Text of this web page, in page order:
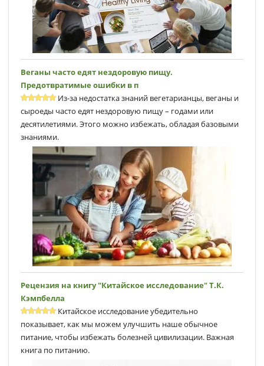
Веганы часто едят нездоровую пищу.
Предотвратимые ошибки в п
Из-за недостатка знаний вегетарианцы, веганы и
сыроеды часто едят нездоровую пищу – годами или
десятилетиями. Этого можно избежать, обладая базовыми
знаниями.
Рецензия на книгу "Китайское исследование" Т.К.
Кэмпбеллa
Китайское исследование убедительно
показывает, как мы можем улучшить наше обычное
питание, чтобы избежать болезней цивилизации. Важная
книга по питанию.